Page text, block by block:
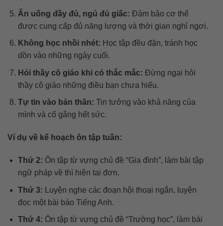
Ăn uống đầy đủ, ngủ đủ giấc: Đảm bảo cơ thể
được cung cấp đủ năng lượng và thời gian nghỉ ngơi.
Không học nhồi nhét: Học tập đều đặn, tránh học
dồn vào những ngày cuối.
Hỏi thầy cô giáo khi có thắc mắc: Đừng ngại hỏi
thầy cô giáo những điều bạn chưa hiểu.
Tự tin vào bản thân: Tin tưởng vào khả năng của
mình và cố gắng hết sức.
Ví dụ về kế hoạch ôn tập tuần:
Thứ 2: Ôn tập từ vựng chủ đề “Gia đình”, làm bài tập
ngữ pháp về thì hiện tại đơn.
Thứ 3: Luyện nghe các đoạn hội thoại ngắn, luyện
đọc một bài báo Tiếng Anh.
Thứ 4: Ôn tập từ vựng chủ đề “Trường học”, làm bài